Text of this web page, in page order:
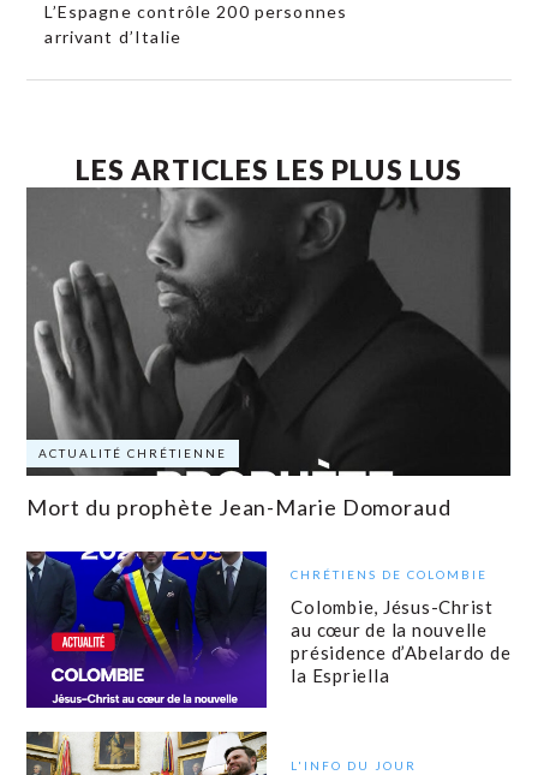
L’Espagne contrôle 200 personnes
arrivant d’Italie
LES ARTICLES LES PLUS LUS
ACTUALITÉ CHRÉTIENNE
Mort du prophète Jean-Marie Domoraud
CHRÉTIENS DE COLOMBIE
Colombie, Jésus-Christ
au cœur de la nouvelle
présidence d’Abelardo de
la Espriella
L'INFO DU JOUR